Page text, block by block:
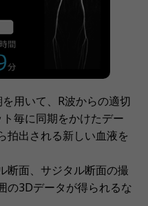
用いて、R波からの適切
毎に同期をかけたデー
拍出される新しい血液を
断面、サジタル断面の撮
の3Dデータが得られるな